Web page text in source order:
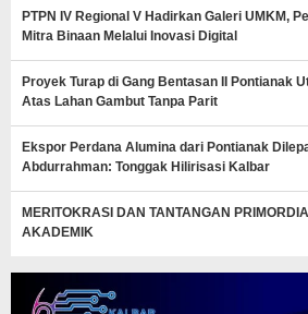
PTPN IV Regional V Hadirkan Galeri UMKM,
Mitra Binaan Melalui Inovasi Digital
Proyek Turap di Gang Bentasan II Pontianak
Atas Lahan Gambut Tanpa Parit
Ekspor Perdana Alumina dari Pontianak
Abdurrahman: Tonggak Hilirisasi Kalbar
MERITOKRASI DAN TANTANGAN
AKADEMIK